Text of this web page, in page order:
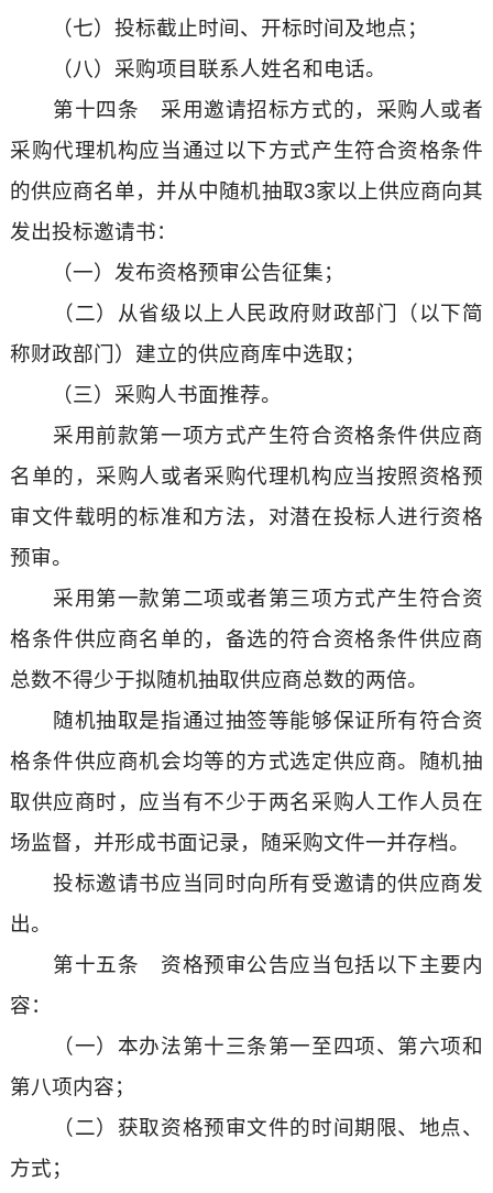
（七）投标截止时间、开标时间及地点；
（八）采购项目联系人姓名和电话。
第十四条 采用邀请招标方式的，采购人或者
采购代理机构应当通过以下方式产生符合资格条件
的供应商名单，并从中随机抽取3家以上供应商向其
发出投标邀请书：
（一）发布资格预审公告征集；
（二）从省级以上人民政府财政部门（以下简
称财政部门）建立的供应商库中选取；
（三）采购人书面推荐。
采用前款第一项方式产生符合资格条件供应商
名单的，采购人或者采购代理机构应当按照资格预
审文件载明的标准和方法，对潜在投标人进行资格
预审。
采用第一款第二项或者第三项方式产生符合资
格条件供应商名单的，备选的符合资格条件供应商
总数不得少于拟随机抽取供应商总数的两倍。
随机抽取是指通过抽签等能够保证所有符合资
格条件供应商机会均等的方式选定供应商。随机抽
取供应商时，应当有不少于两名采购人工作人员在
场监督，并形成书面记录，随采购文件一并存档。
投标邀请书应当同时向所有受邀请的供应商发
出。
第十五条 资格预审公告应当包括以下主要内
容：
（一）本办法第十三条第一至四项、第六项和
第八项内容；
（二）获取资格预审文件的时间期限、地点、
方式；